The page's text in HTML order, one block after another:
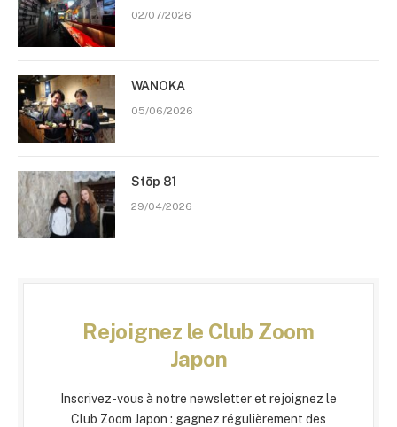
02/07/2026
WANOKA
05/06/2026
Stōp 81
29/04/2026
Rejoignez le Club Zoom
Japon
Inscrivez-vous à notre newsletter et rejoignez le
Club Zoom Japon : gagnez régulièrement des